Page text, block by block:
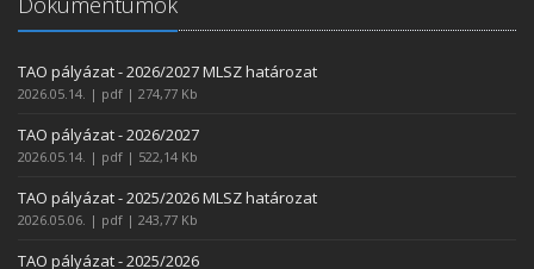
TAO pályázat - 2026/2027 MLSZ határozat
2026.05.14. | pdf | 274,77 Kb
TAO pályázat - 2026/2027
2026.05.14. | pdf | 522,14 Kb
TAO pályázat - 2025/2026 MLSZ határozat
2026.05.06. | pdf | 243,77 Kb
TAO pályázat - 2025/2026